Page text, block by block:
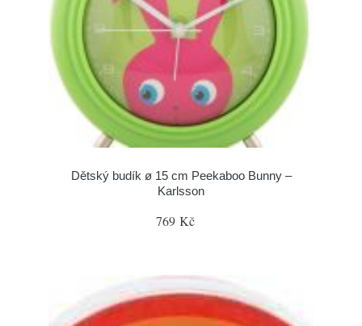
Dětský budík ø 15 cm Peekaboo Bunny –
Karlsson
769 Kč